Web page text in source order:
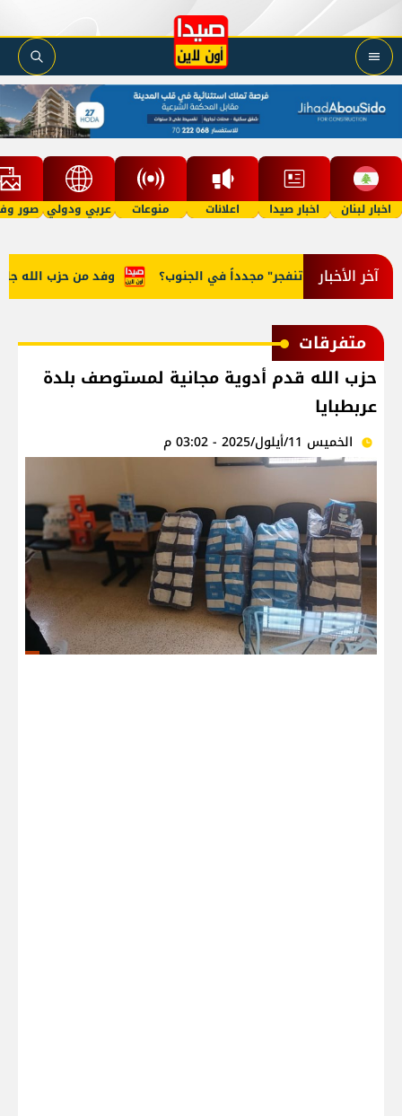
اخبار لبنان اخبار صيدا اعلانات منوعات عربي ودولي صور
آخر الأخبار وفد من حزب الله جال هل "تنفجر" مجدداً في الجنوب؟
متفرقات
حزب الله قدم أدوية مجانية لمستوصف بلدة
عربطبايا
الخميس 11/أيلول/2025 - 03:02 م